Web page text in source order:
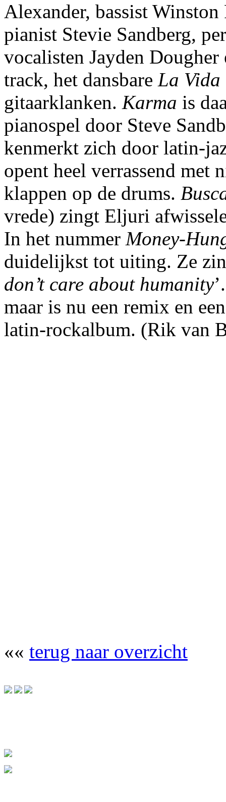
Alexander, bassist
pianist Stevie Sandberg,
vocalisten Jayden
track, het dansbare La Vida
gitaarklanken. Karma is
pianospel door Steve
kenmerkt zich door latin-
opent heel verrassend met
klappen op de drums.
vrede) zingt Eljuri
In het nummer Money-
duidelijkst tot uiting. Ze
don’t care about humanity
maar is nu een remix en
latin-rockalbum. (Rik van
«« terug naar overzicht